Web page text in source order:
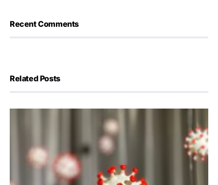
Recent Comments
Related Posts